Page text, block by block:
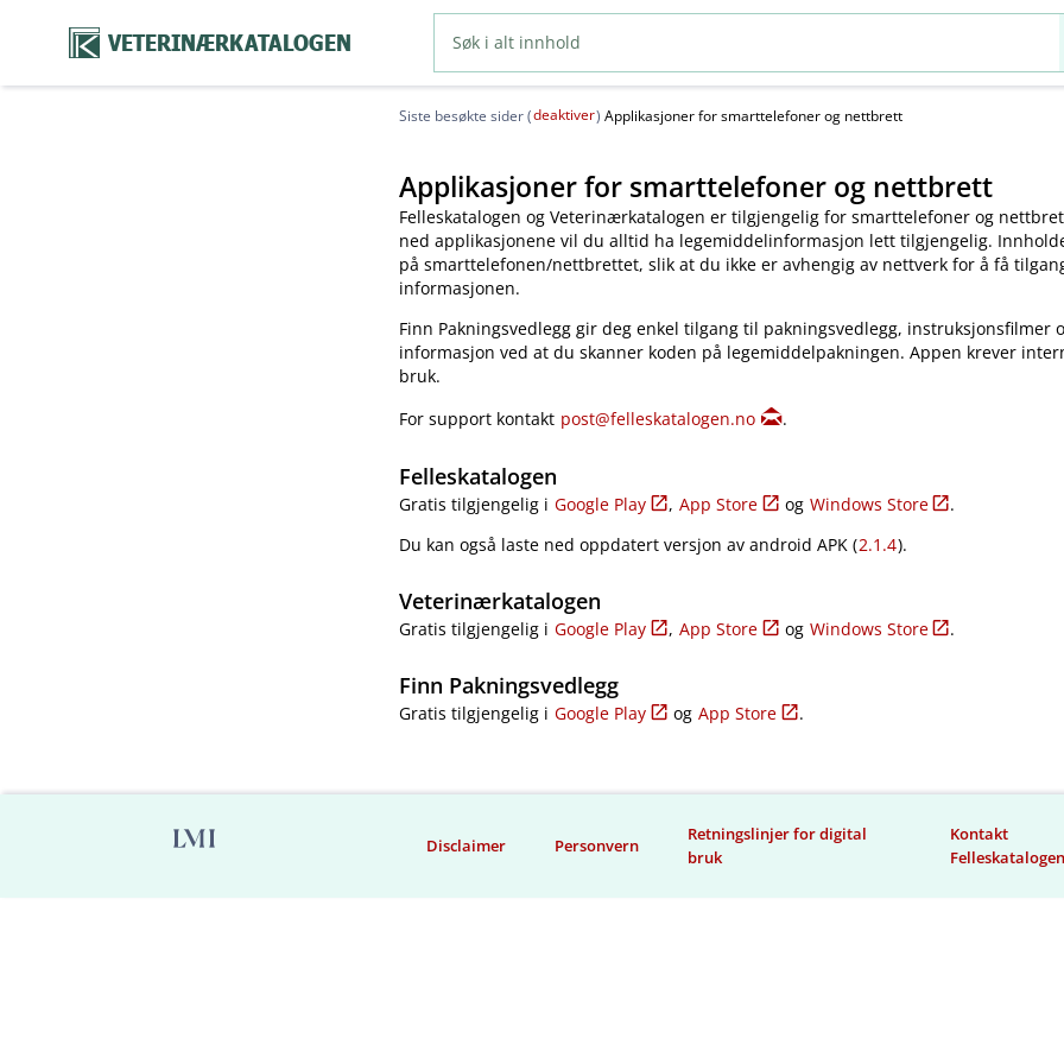
VETERINÆRKATALOGEN
Siste besøkte sider (deaktiver) Applikasjoner for smarttelefoner og nettbrett
Applikasjoner for smarttelefoner og nettbrett
Felleskatalogen og Veterinærkatalogen er tilgjengelig for smarttelefoner og
ned applikasjonene vil du alltid ha legemiddelinformasjon lett tilgjengelig.
på smarttelefonen​/​nettbrettet, slik at du ikke er avhengig av nettverk for å få
informasjonen.
Finn Pakningsvedlegg gir deg enkel tilgang til pakningsvedlegg, instruksjonsfilmer
informasjon ved at du skanner koden på legemiddelpakningen. Appen krever
bruk.
For support kontakt post@felleskatalogen.no .
Felleskatalogen
Gratis tilgjengelig i Google Play , App Store og Windows Store
.
Du kan også laste ned oppdatert versjon av android APK (2.1.4).
Veterinærkatalogen
Gratis tilgjengelig i Google Play , App Store og Windows Store .
Finn Pakningsvedlegg
Gratis tilgjengelig i Google Play og App Store .
Disclaimer Personvern
Retningslinjer for digital
bruk
Kontakt
Felleskatalogen